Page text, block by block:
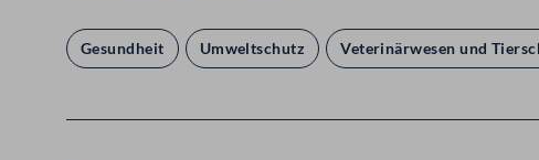
Gesundheit Umweltschutz Veterinärwesen und